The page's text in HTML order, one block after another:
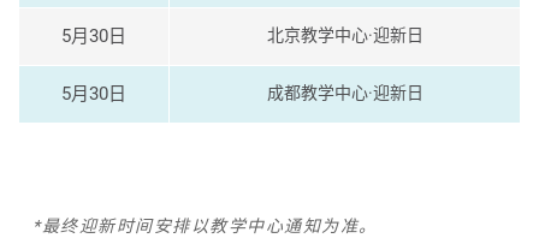
5月30日 北京教学中心·迎新日
5月30日 成都教学中心·迎新日
*最终迎新时间安排以教学中心通知为准。